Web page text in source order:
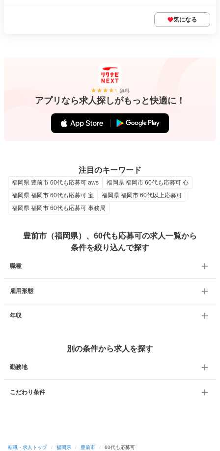
気になる
無料
アプリなら求人探しがもっと快適に！
注目のキーワード
福岡県 豊前市 60代も応募可 aws
福岡県 福岡市 60代も応募可 心
福岡県 福岡市 60代も応募可 宝
福岡県 福岡市 60代以上応募可
福岡県 福岡市 60代も応募可 事務局
豊前市（福岡県）、60代も応募可の求人一覧から
条件を絞り込んで探す
職種
雇用形態
年収
別の条件から求人を探す
勤務地
こだわり条件
転職・求人トップ / 福岡県 / 豊前市 / 60代も応募可